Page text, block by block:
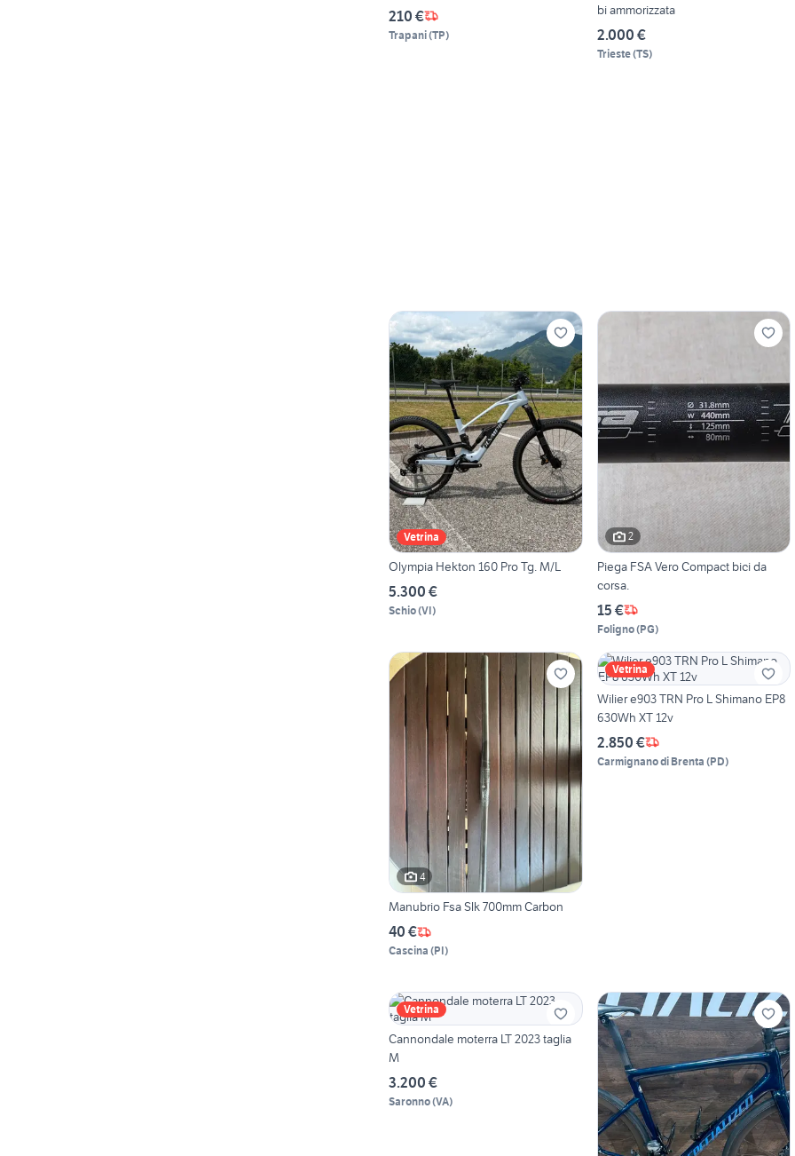
210 €
Trapani(TP)
bi ammorizzata
2.000 €
Trieste(TS)
Vetrina
Olympia Hekton 160 Pro Tg. M/L
5.300 €
Schio(VI)
2
Piega FSA Vero Compact bici da
corsa.
15 €
Foligno(PG)
4
Manubrio Fsa Slk 700mm Carbon
40 €
Cascina (PI)
Vetrina
Wilier e903 TRN Pro L Shimano EP8
630Wh XT 12v
2.850 €
Carmignano di Brenta (PD)
Vetrina
Cannondale moterra LT 2023 taglia
M
3.200 €
Saronno(VA)